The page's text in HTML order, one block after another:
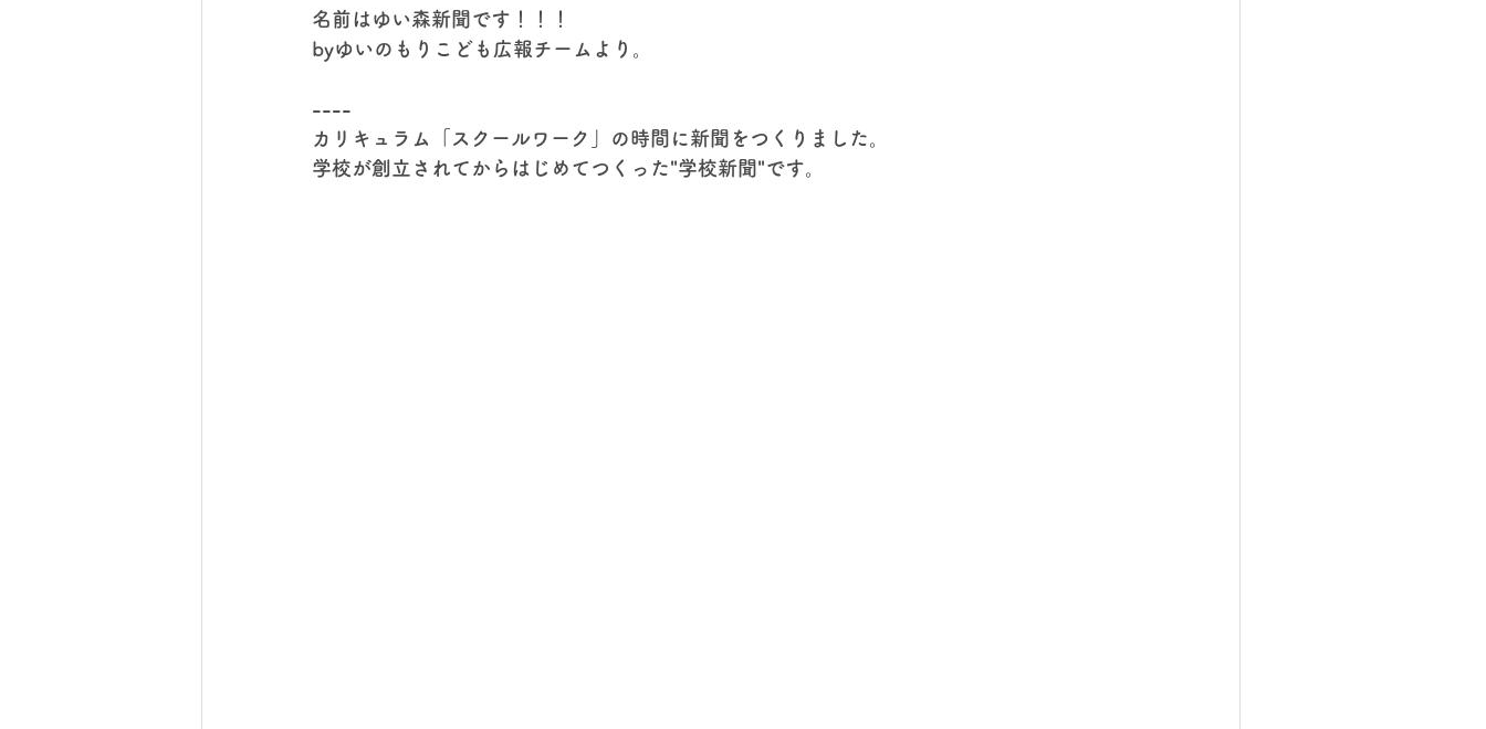
名前はゆい森新聞です！！！
byゆいのもりこども広報チームより。
----
カリキュラム「スクールワーク」の時間に新聞をつくりました。
学校が創立されてからはじめてつくった"学校新聞"です。